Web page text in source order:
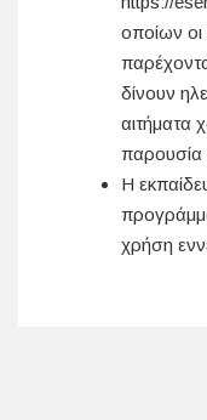
οποίων οι
δίνουν
αιτήματα
παρουσία
Η
χρήση